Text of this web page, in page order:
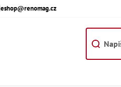
eshop@renomag.cz